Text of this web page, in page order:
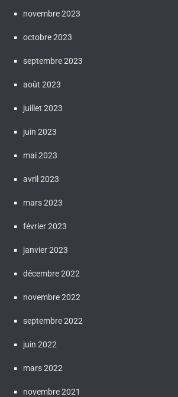
novembre 2023
octobre 2023
septembre 2023
août 2023
juillet 2023
juin 2023
mai 2023
avril 2023
mars 2023
février 2023
janvier 2023
décembre 2022
novembre 2022
septembre 2022
juin 2022
mars 2022
novembre 2021